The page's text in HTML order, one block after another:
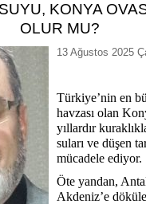
KONYA
OLUR MU?
13 Ağustos 2025
Türkiye’nin en
havzası olan
yıllardır
suları ve düşen
mücadele ediyor.
Öte yandan,
Akdeniz’e